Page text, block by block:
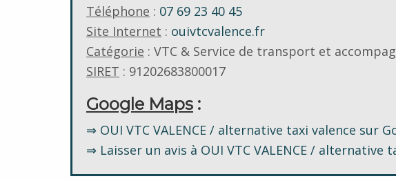
Téléphone : 07 69 23 40 45
Site Internet : ouivtcvalence.fr
Catégorie : VTC & Service de transport et
SIRET : 91202683800017
Google Maps :
⇒ OUI VTC VALENCE / alternative taxi valence sur
⇒ Laisser un avis à OUI VTC VALENCE / alternative